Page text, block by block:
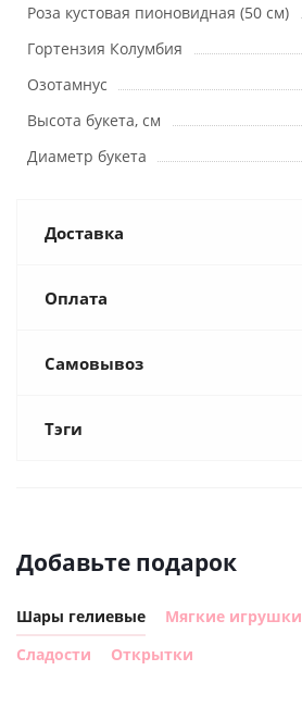
Роза кустовая пионовидная (50 см)
Гортензия Колумбия
Озотамнус
Высота букета, см
Диаметр букета
Доставка
Оплата
Самовывоз
Тэги
Добавьте подарок
Шары гелиевые Мягкие игрушки
Сладости
Открытки